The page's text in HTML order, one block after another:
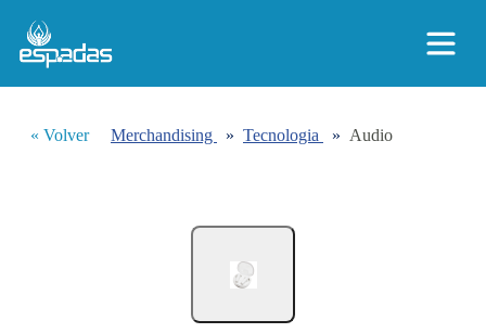
« Volver Merchandising » Tecnologia » Audio